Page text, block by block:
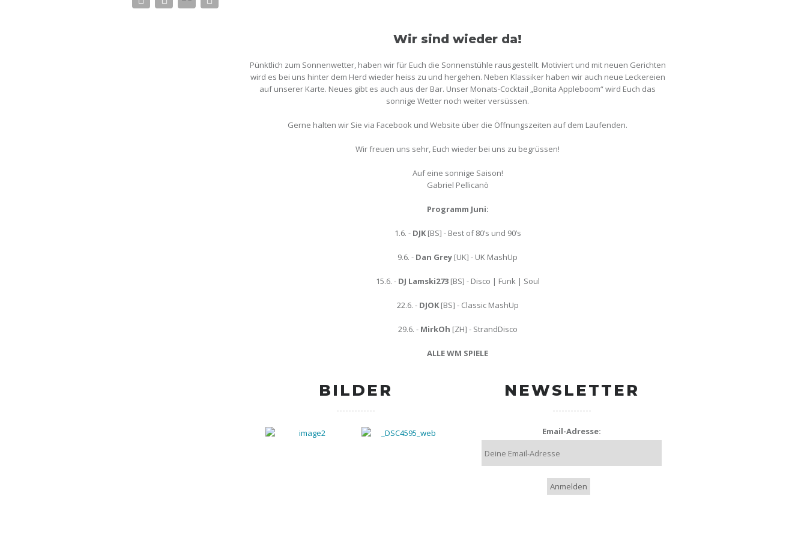
Wir sind wieder da!
Pünktlich zum Sonnenwetter, haben wir für Euch die Sonnenstühle rausgestellt. Motiviert und mit neuen Gerichten
wird es bei uns hinter dem Herd wieder heiss zu und hergehen. Neben Klassiker haben wir auch neue Leckereien
auf unserer Karte. Neues gibt es auch aus der Bar. Unser Monats-Cocktail „Bonita Appleboom“ wird Euch das
sonnige Wetter noch weiter versüssen.
Gerne halten wir Sie via Facebook und Website über die Öffnungszeiten auf dem Laufenden.
Wir freuen uns sehr, Euch wieder bei uns zu begrüssen!
Auf eine sonnige Saison!
Gabriel Pellicanò
Programm Juni:
1.6. - DJK[BS] - Best of 80’s und 90’s
9.6. - Dan Grey [UK] - UK MashUp
15.6. - DJ Lamski273[BS] - Disco | Funk | Soul
22.6. - DJOK[BS] - Classic MashUp
29.6. - MirkOh [ZH] - StrandDisco
ALLE WM SPIELE
BILDER NEWSLETTER
Email-Adresse: